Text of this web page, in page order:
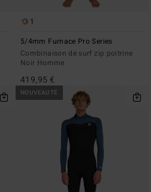
1
5/4mm Furnace Pro Series
Combinaison de surf zip poitrine
Noir Homme
419,95 €
NOUVEAUTÉ